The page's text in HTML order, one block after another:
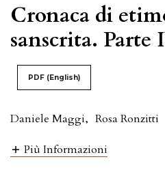
Cronaca di
sanscrita. Parte
PDF (English)
Daniele Maggi, Rosa Ronzitti
Più Informazioni